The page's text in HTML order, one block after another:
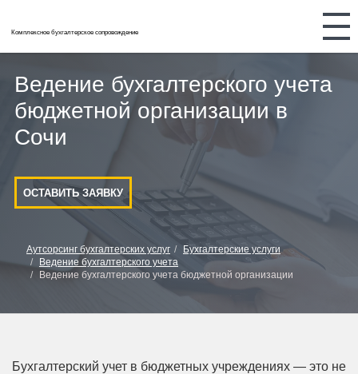
Комплексное бухгалтерское сопровождение
Ведение бухгалтерского учета
бюджетной организации в
Сочи
ОСТАВИТЬ ЗАЯВКУ
Аутсорсинг бухгалтерских услуг
Бухгалтерские услуги
Ведение бухгалтерского учета
Ведение бухгалтерского учета бюджетной организации
Бухгалтерский учет в бюджетных учреждениях — это не